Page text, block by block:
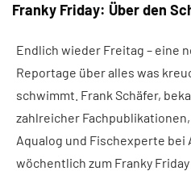
Franky Friday: Über den
Endlich wieder Freitag – eine
Reportage über alles was
schwimmt. Frank Schäfer,
zahlreicher
Aqualog und Fischexperte bei
wöchentlich zum Franky